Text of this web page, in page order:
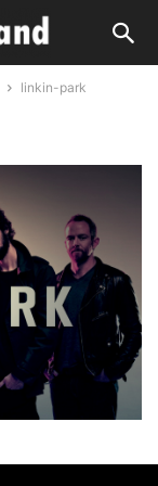
linkin-park